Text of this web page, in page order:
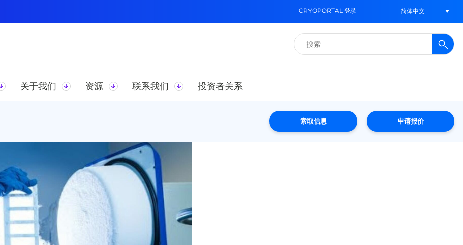
CRYOPORTAL 登录 简体中文
搜
索：
关于我们 资源 联系我们 投资者关系
索取信息 申请报价